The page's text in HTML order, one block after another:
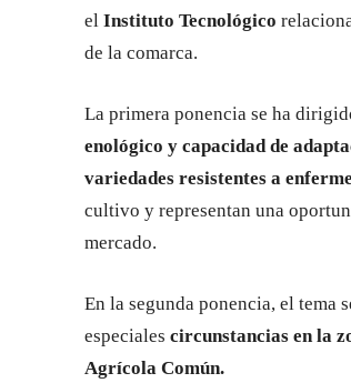
el Instituto Tecnológico
de la comarca.
La primera ponencia se ha
enológico y capacidad de
variedades resistentes a
cultivo y representan una
mercado.
En la segunda ponencia, el tema
especiales circunstancias en la
Agrícola Común.